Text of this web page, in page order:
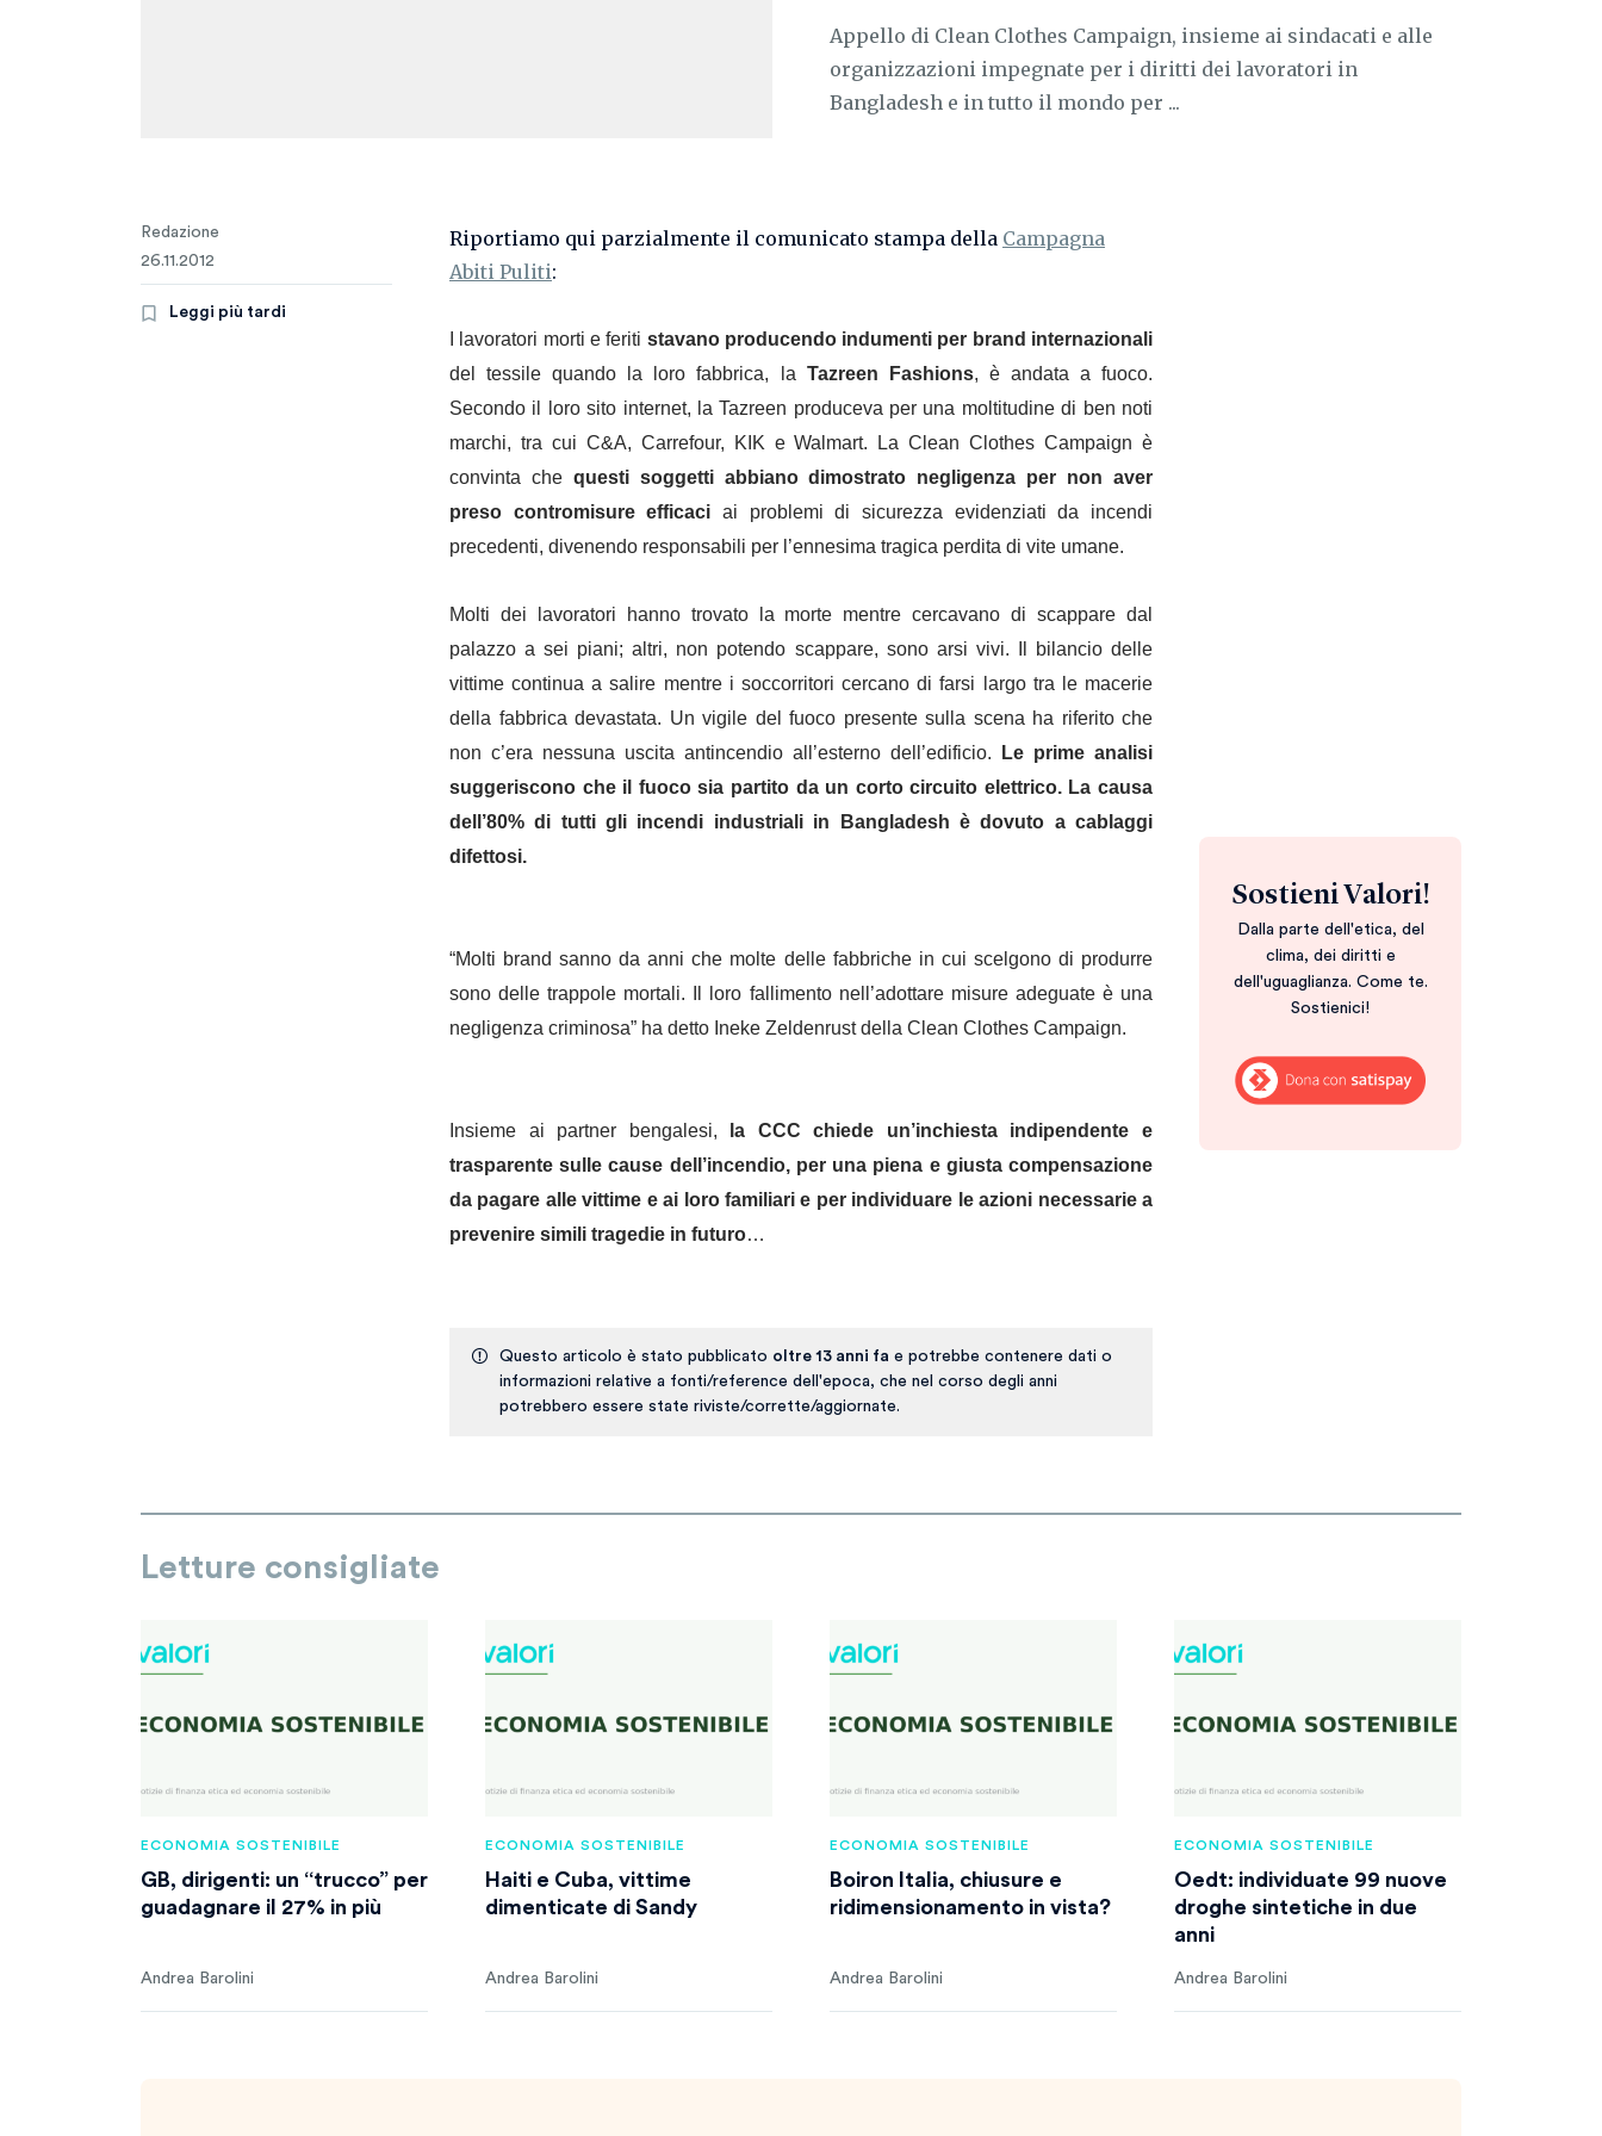
Appello di Clean Clothes Campaign, insieme ai sindacati e alle
organizzazioni impegnate per i diritti dei lavoratori in
Bangladesh e in tutto il mondo per ...
Redazione
26.11.2012
Leggi più tardi
Riportiamo qui parzialmente il comunicato stampa della Campagna
Abiti Puliti:
I lavoratori morti e feriti stavano producendo indumenti per brand internazionali
del tessile quando la loro fabbrica, la Tazreen Fashions, è andata a fuoco.
Secondo il loro sito internet, la Tazreen produceva per una moltitudine di ben noti
marchi, tra cui C&A, Carrefour, KIK e Walmart. La Clean Clothes Campaign è
convinta che questi soggetti abbiano dimostrato negligenza per non aver
preso contromisure efficaci ai problemi di sicurezza evidenziati da incendi
precedenti, divenendo responsabili per l’ennesima tragica perdita di vite umane.
Molti dei lavoratori hanno trovato la morte mentre cercavano di scappare dal
palazzo a sei piani; altri, non potendo scappare, sono arsi vivi. Il bilancio delle
vittime continua a salire mentre i soccorritori cercano di farsi largo tra le macerie
della fabbrica devastata. Un vigile del fuoco presente sulla scena ha riferito che
non c’era nessuna uscita antincendio all’esterno dell’edificio.
Le prime analisi
suggeriscono che il fuoco sia partito da un corto circuito elettrico. La causa
dell’80% di tutti gli incendi industriali in Bangladesh è dovuto a cablaggi
difettosi.
“Molti brand sanno da anni che molte delle fabbriche in cui scelgono di produrre
sono delle trappole mortali. Il loro fallimento nell’adottare misure adeguate è una
negligenza criminosa” ha detto Ineke Zeldenrust della Clean Clothes Campaign.
Insieme ai partner bengalesi,
la CCC chiede un’inchiesta indipendente e
trasparente sulle cause dell’incendio, per una piena e giusta compensazione
da pagare alle vittime e ai loro familiari e per individuare le azioni necessarie a
prevenire simili tragedie in futuro…
Questo articolo è stato pubblicato oltre 13 anni fa e potrebbe contenere dati o
informazioni relative a fonti/reference dell'epoca, che nel corso degli anni
potrebbero essere state riviste/corrette/aggiornate.
Sostieni Valori!
Dalla parte dell'etica, del
clima, dei diritti e
dell'uguaglianza. Come te.
Sostienici!
Letture consigliate
ECONOMIA SOSTENIBILE
GB, dirigenti: un “trucco” per
guadagnare il 27% in più
Andrea Barolini
ECONOMIA SOSTENIBILE
Haiti e Cuba, vittime
dimenticate di Sandy
Andrea Barolini
ECONOMIA SOSTENIBILE
Boiron Italia, chiusure e
ridimensionamento in vista?
Andrea Barolini
ECONOMIA SOSTENIBILE
Oedt: individuate 99 nuove
droghe sintetiche in due
anni
Andrea Barolini